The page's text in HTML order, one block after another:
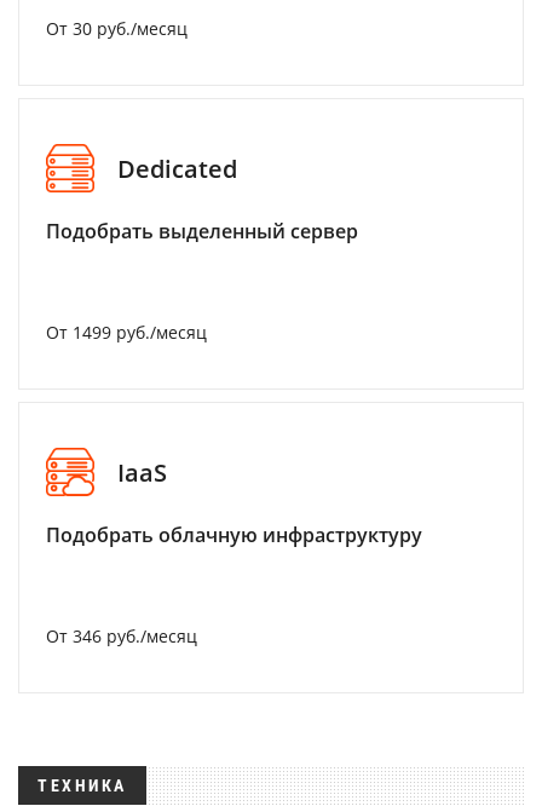
От 30 руб./месяц
Dedicated
Подобрать выделенный сервер
От 1499 руб./месяц
IaaS
Подобрать облачную инфраструктуру
От 346 руб./месяц
ТЕХНИКА